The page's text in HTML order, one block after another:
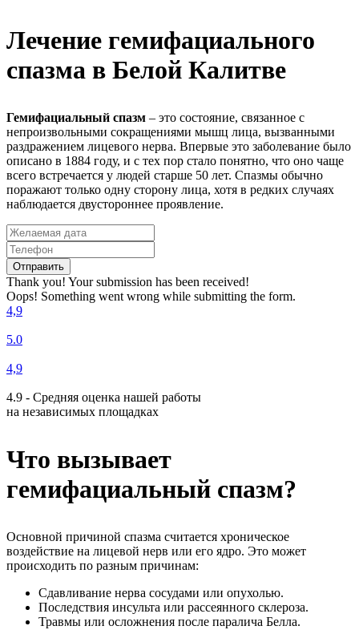
Лечение гемифациального
спазма в Белой Калитве
Гемифациальный спазм – это состояние, связанное с
непроизвольными сокращениями мышц лица, вызванными
раздражением лицевого нерва. Впервые это заболевание было
описано в 1884 году, и с тех пор стало понятно, что оно чаще
всего встречается у людей старше 50 лет. Спазмы обычно
поражают только одну сторону лица, хотя в редких случаях
наблюдается двустороннее проявление.
Thank you! Your submission has been received!
Oops! Something went wrong while submitting the form.
4,9
5.0
4,9
4.9 - Средняя оценка нашей работы
на независимых площадках
Что вызывает
гемифациальный спазм?
Основной причиной спазма считается хроническое
воздействие на лицевой нерв или его ядро. Это может
происходить по разным причинам:
Сдавливание нерва сосудами или опухолью.
Последствия инсульта или рассеянного склероза.
Травмы или осложнения после паралича Белла.